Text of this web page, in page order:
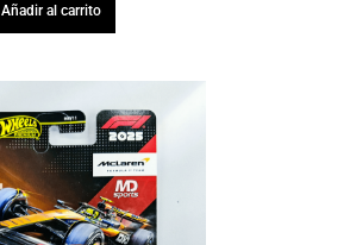
Añadir al carrito